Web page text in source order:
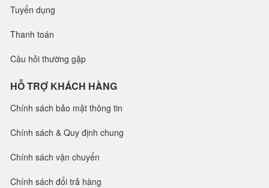
Tuyển dụng
Thanh toán
Câu hỏi thường gặp
HỖ TRỢ KHÁCH HÀNG
Chính sách bảo mật thông tin
Chính sách & Quy định chung
Chính sách vận chuyển
Chính sách đổi trả hàng